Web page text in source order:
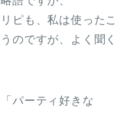
ピも、私は使ったこ
のですが、よく聞く
パーティ好きな